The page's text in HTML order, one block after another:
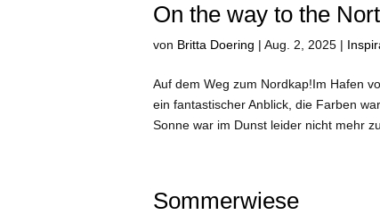
On the way to the
von Britta Doering | Aug. 2, 2025 |
Auf dem Weg zum Nordkap!Im Hafen
ein fantastischer Anblick, die Farben
Sonne war im Dunst leider nicht mehr zu
Sommerwiese